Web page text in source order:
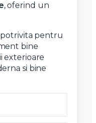
, oferind un
pentru
bine
exterioare
si bine